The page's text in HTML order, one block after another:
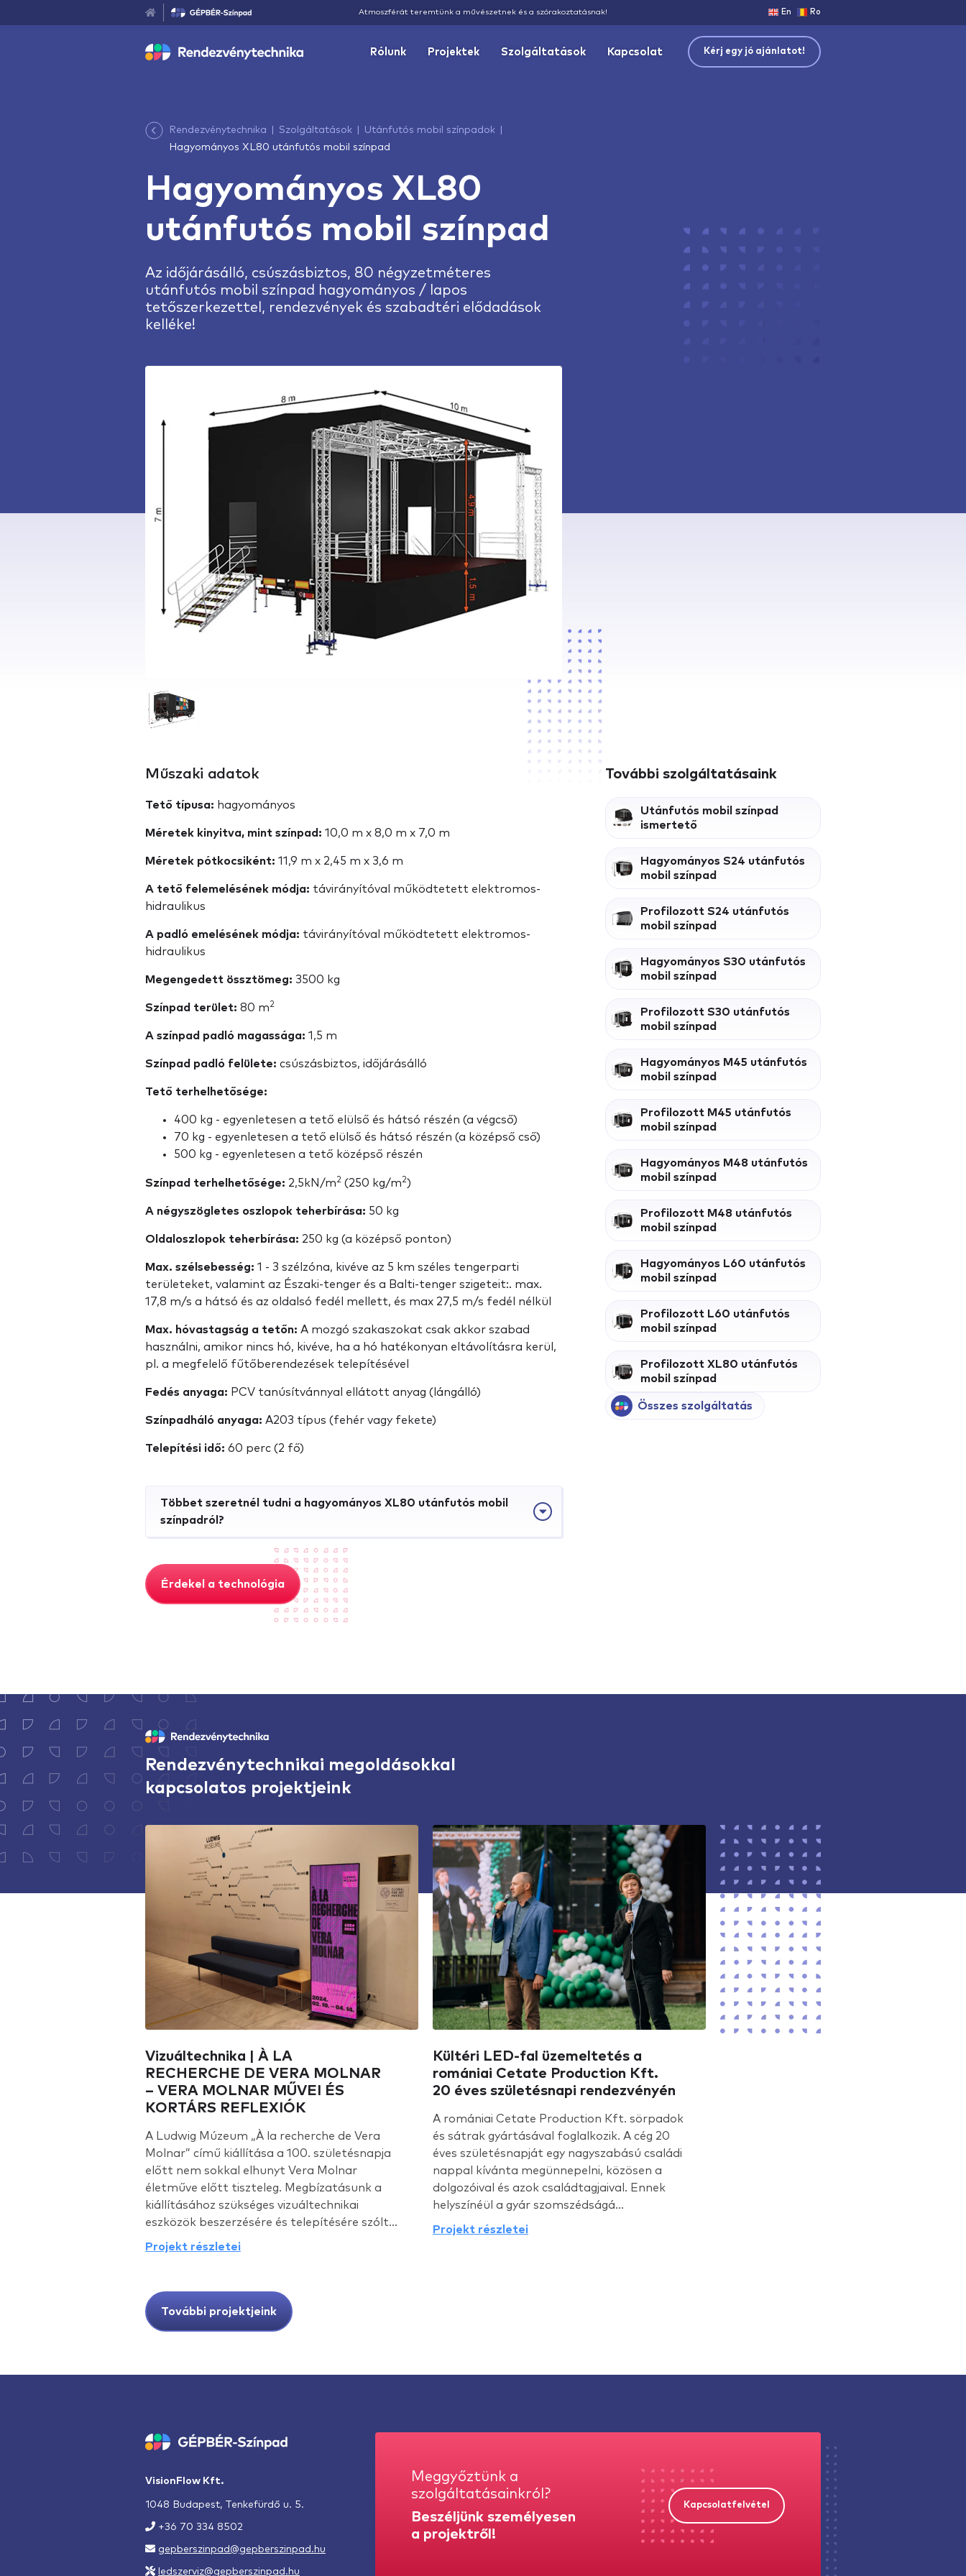
Atmoszférát teremtünk a művészetnek és a szórakoztatásnak! En Ro
Rólunk Projektek Szolgáltatások Kapcsolat Kérj egy jó ajánlatot!
Rendezvénytechnika Szolgáltatások
Utánfutós mobil színpadok
Hagyományos XL80 utánfutós mobil színpad
Hagyományos XL80
utánfutós mobil színpad
Az időjárásálló, csúszásbiztos, 80 négyzetméteres
utánfutós mobil színpad hagyományos / lapos
tetőszerkezettel, rendezvények és szabadtéri elődadások
kelléke!
Műszaki adatok
Tető típusa: hagyományos
Méretek kinyitva, mint színpad: 10,0 m x 8,0 m x 7,0 m
Méretek pótkocsiként: 11,9 m x 2,45 m x 3,6 m
A tető felemelésének módja: távirányítóval működtetett elektromos-
hidraulikus
A padló emelésének módja: távirányítóval működtetett elektromos-
hidraulikus
Megengedett össztömeg: 3500 kg
Színpad terület: 80 m2
A színpad padló magassága: 1,5 m
Színpad padló felülete: csúszásbiztos, időjárásálló
Tető terhelhetősége:
400 kg - egyenletesen a tető elülső és hátsó részén (a végcső)
70 kg - egyenletesen a tető elülső és hátsó részén (a középső cső)
500 kg - egyenletesen a tető középső részén
Színpad terhelhetősége: 2,5kN/m2 (250 kg/m2)
A négyszögletes oszlopok teherbírása: 50 kg
Oldaloszlopok teherbírása: 250 kg (a középső ponton)
Max. szélsebesség: 1 - 3 szélzóna, kivéve az 5 km széles tengerparti
területeket, valamint az Északi-tenger és a Balti-tenger szigeteit:. max.
17,8 m/s a ​​hátsó és az oldalsó fedél mellett, és max 27,5 m/s fedél nélkül
Max. hóvastagság a tetőn: A mozgó szakaszokat csak akkor szabad
használni, amikor nincs hó, kivéve, ha a hó hatékonyan eltávolításra kerül,
pl. a megfelelő fűtőberendezések telepítésével
Fedés anyaga: PCV tanúsítvánnyal ellátott anyag (lángálló)
Színpadháló anyaga: A203 típus (fehér vagy fekete)
Telepítési idő: 60 perc (2 fő)
Többet szeretnél tudni a hagyományos XL80 utánfutós mobil
színpadról?
Érdekel a technológia
További szolgáltatásaink
Utánfutós mobil színpad
ismertető
Hagyományos S24 utánfutós
mobil színpad
Profilozott S24 utánfutós
mobil színpad
Hagyományos S30 utánfutós
mobil színpad
Profilozott S30 utánfutós
mobil színpad
Hagyományos M45 utánfutós
mobil színpad
Profilozott M45 utánfutós
mobil színpad
Hagyományos M48 utánfutós
mobil színpad
Profilozott M48 utánfutós
mobil színpad
Hagyományos L60 utánfutós
mobil színpad
Profilozott L60 utánfutós
mobil színpad
Profilozott XL80 utánfutós
mobil színpad
Összes szolgáltatás
Rendezvénytechnikai megoldásokkal
kapcsolatos projektjeink
Vizuáltechnika | À LA
RECHERCHE DE VERA MOLNAR
– VERA MOLNAR MŰVEI ÉS
KORTÁRS REFLEXIÓK
A Ludwig Múzeum „À la recherche de Vera
Molnar” című kiállítása a 100. születésnapja
előtt nem sokkal elhunyt Vera Molnar
életműve előtt tiszteleg. Megbízatásunk a
kiállításához szükséges vizuáltechnikai
eszközök beszerzésére és telepítésére szólt...
Projekt részletei
Kültéri LED-fal üzemeltetés a
romániai Cetate Production Kft.
20 éves születésnapi rendezvényén
A romániai Cetate Production Kft. sörpadok
és sátrak gyártásával foglalkozik. A cég 20
éves születésnapját egy nagyszabású családi
nappal kívánta megünnepelni, közösen a
dolgozóival és azok családtagjaival. Ennek
helyszínéül a gyár szomszédságá...
Projekt részletei
További projektjeink
VisionFlow Kft.
1048 Budapest, Tenkefürdő u. 5.
+36 70 334 8502
gepberszinpad@gepberszinpad.hu
ledszerviz@gepberszinpad.hu
Meggyőztünk a
szolgáltatásainkról?
Beszéljünk személyesen
a projektről!
Kapcsolatfelvétel